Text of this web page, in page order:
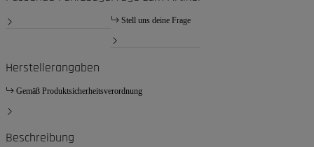
Stell uns deine Frage
Herstellerangaben
Gemäß Produktsicherheitsverordnung
Beschreibung